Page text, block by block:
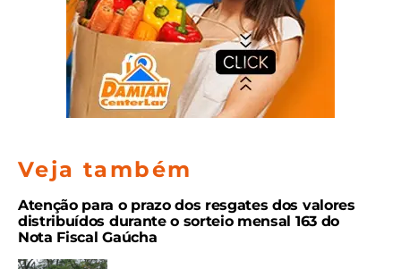
Veja também
Atenção para o prazo dos resgates dos valores
distribuídos durante o sorteio mensal 163 do
Nota Fiscal Gaúcha